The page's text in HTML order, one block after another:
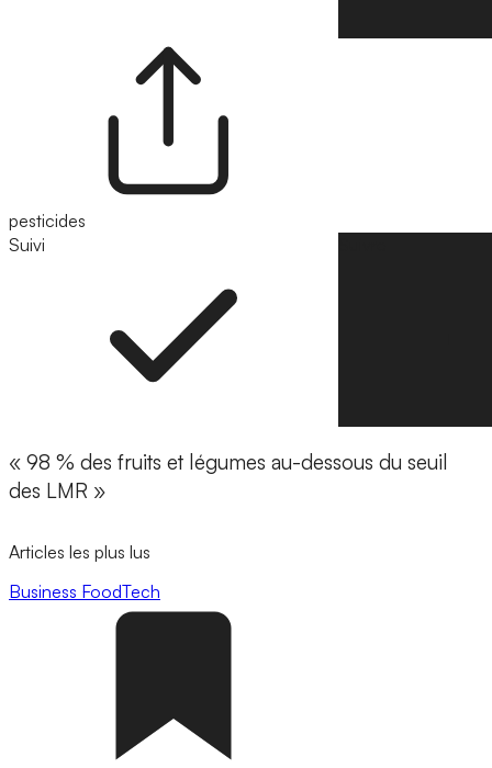
pesticides
Suivi
« 98 % des fruits et légumes au-dessous du seuil
des LMR »
Articles les plus lus
Business FoodTech